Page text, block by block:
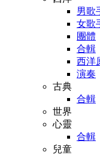
男歌
女歌
團體
合輯
西洋
演奏
古典
合輯
世界
心靈
合輯
兒童